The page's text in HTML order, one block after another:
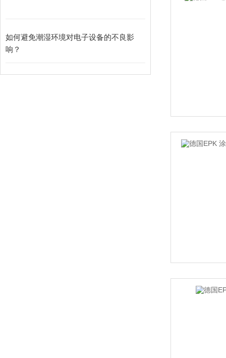
如何避免潮湿环境对电子设备的不良影
响？